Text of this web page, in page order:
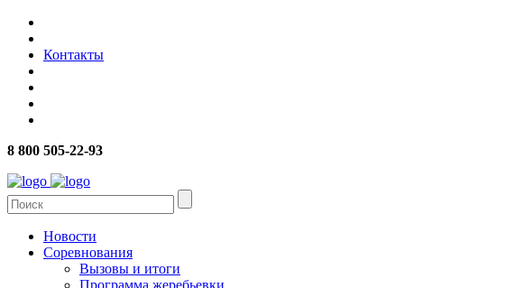
Контакты
8 800 505-22-93
Новости
Соревнования
Вызовы и итоги
Программа жеребьевки